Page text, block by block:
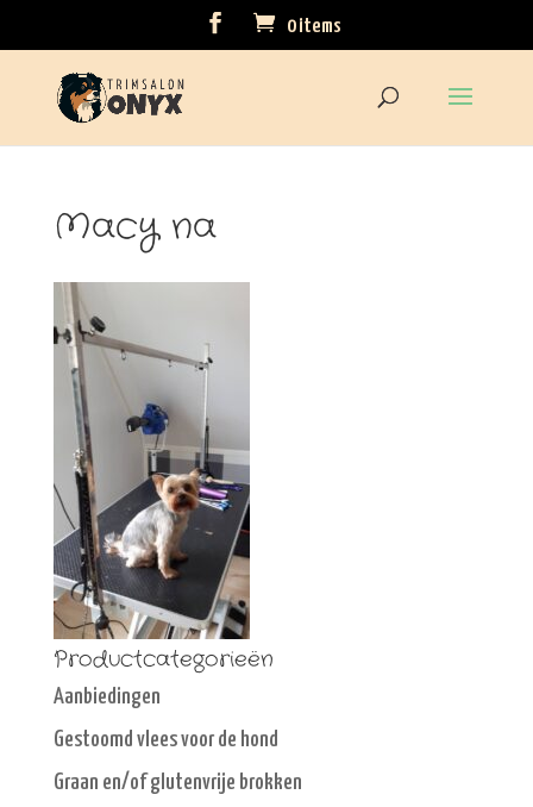
0 items
Macy na
Productcategorieën
Aanbiedingen
Gestoomd vlees voor de hond
Graan en/of glutenvrije brokken